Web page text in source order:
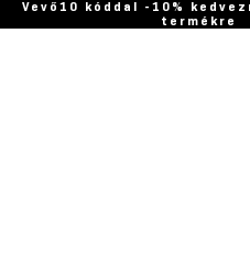
Vevő10 kóddal -10%
termékre